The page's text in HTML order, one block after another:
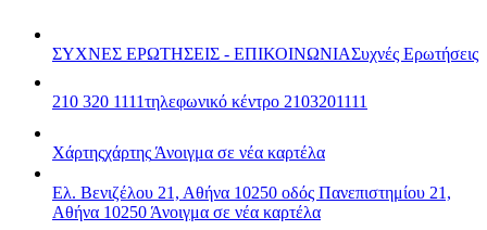
ΣΥΧΝΕΣ ΕΡΩΤΗΣΕΙΣ - ΕΠΙΚΟΙΝΩΝΙΑΣυχνές Ερωτήσεις
210 320 1111τηλεφωνικό κέντρο 2103201111
Χάρτηςχάρτης Άνοιγμα σε νέα καρτέλα
Ελ. Βενιζέλου 21, Αθήνα 10250 οδός Πανεπιστημίου 21,
Αθήνα 10250 Άνοιγμα σε νέα καρτέλα